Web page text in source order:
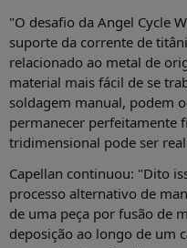
"O desafio da Angel Cycle
suporte da corrente de
relacionado ao metal de
material mais fácil de se
soldagem manual, podem
permanecer perfeitamente
tridimensional pode ser
Capellan continuou: "Dito
processo alternativo de
de uma peça por fusão de
deposição ao longo de um